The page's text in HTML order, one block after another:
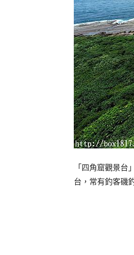
「四角窟觀景台
台，常有釣客磯